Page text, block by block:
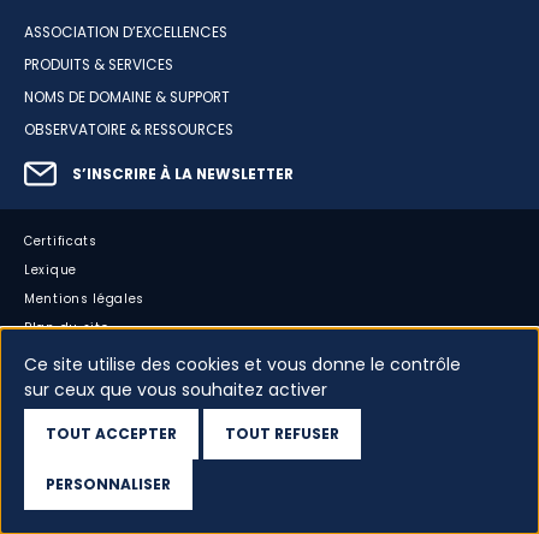
ASSOCIATION D’EXCELLENCES
PRODUITS & SERVICES
NOMS DE DOMAINE & SUPPORT
OBSERVATOIRE & RESSOURCES
S’INSCRIRE À LA NEWSLETTER
Certificats
Lexique
Mentions légales
Plan du site
Accessibilité : partiellement conforme
Cookies
Dispositif d’alerte
Ce site utilise des cookies et vous donne le contrôle
sur ceux que vous souhaitez activer
TOUT ACCEPTER TOUT REFUSER
PERSONNALISER